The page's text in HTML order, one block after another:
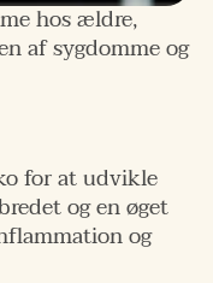
hos ældre,
af sygdomme og
for at udvikle
og en øget
og